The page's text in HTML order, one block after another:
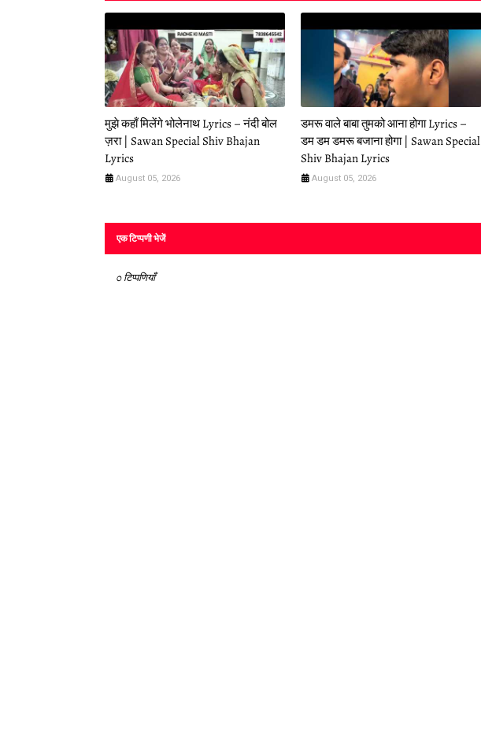
मुझे कहाँ मिलेंगे भोलेनाथ Lyrics – नंदी बोल
ज़रा | Sawan Special Shiv Bhajan
Lyrics
August 05, 2026
डमरू वाले बाबा तुमको आना होगा Lyrics –
डम डम डमरू बजाना होगा | Sawan Special
Shiv Bhajan Lyrics
August 05, 2026
एक टिप्पणी भेजें
0 टिप्पणियाँ